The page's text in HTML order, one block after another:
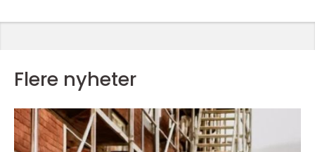
Flere nyheter